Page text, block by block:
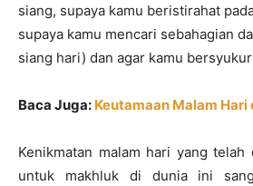
siang, supaya kamu beristirahat
supaya kamu mencari sebahagian
siang hari) dan agar kamu
Baca Juga: Keutamaan Malam
Kenikmatan malam hari yang
untuk makhluk di dunia ini